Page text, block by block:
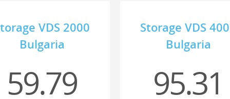
VDS 2000
Bulgaria
59.79
Storage VDS
Bulgaria
95.31